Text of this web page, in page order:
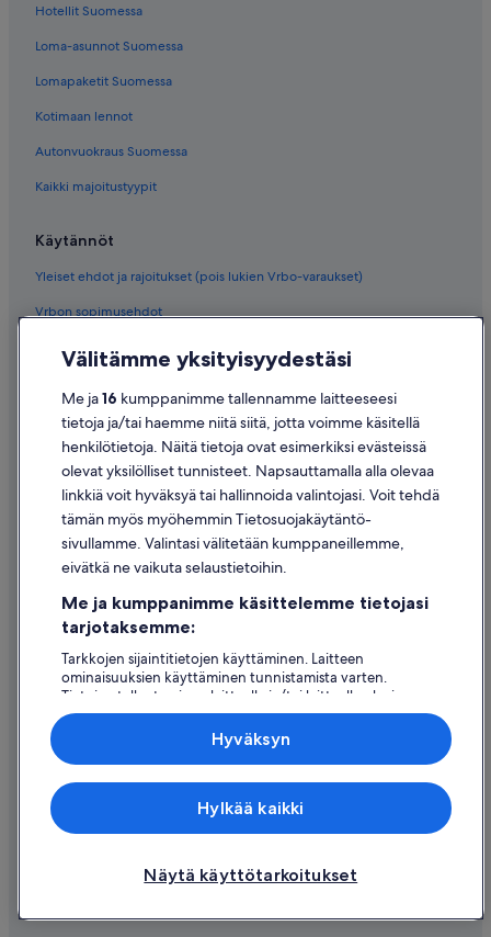
Hotellit Suomessa
Loma-asunnot Suomessa
Lomapaketit Suomessa
Kotimaan lennot
Autonvuokraus Suomessa
Kaikki majoitustyypit
Käytännöt
Yleiset ehdot ja rajoitukset (pois lukien Vrbo-varaukset)
Vrbon sopimusehdot
Evästeet
Käyttöehdot
Oikeudelliset tiedot / ota meihin yhteyttä
Sisältövaatimukset ja ilmoituksen tekeminen sisällöstä
Tuki
Ota yhteyttä
Hyvityksen hakeminen ja aikarajat
Varaa lento lentoyhtiön hyvityskupongeilla
Kansainväliset matka-asiakirjat
© 2026 Expedia, Inc., Expedia Groupin yritys. Kaikki oikeudet
pidätetään. Expedia ja Expedia-logo ovat Expedia, Inc.:n tavaramerkkejä
Välitämme yksityisyydestäsi
Me ja16 kumppanimme tallennamme laitteeseesi
tietoja ja/tai haemme niitä siitä, jotta voimme käsitellä
henkilötietoja. Näitä tietoja ovat esimerkiksi evästeissä
olevat yksilölliset tunnisteet. Napsauttamalla alla olevaa
linkkiä voit hyväksyä tai hallinnoida valintojasi. Voit tehdä
tämän myös myöhemmin Tietosuojakäytäntö-
sivullamme. Valintasi välitetään kumppaneillemme,
eivätkä ne vaikuta selaustietoihin.
Me ja kumppanimme käsittelemme tietojasi
tarjotaksemme:
Tarkkojen sijaintitietojen käyttäminen. Laitteen
ominaisuuksien käyttäminen tunnistamista varten.
Tietojen tallentaminen laitteelle ja/tai laitteella olevien
tietojen käyttö. Kohdennettu mainonta ja personoitu
sisältö, mainonnan ja sisällön mittaus, yleisötutkimus ja
Näytä käyttötarkoitukset
Hylkää kaikki
Hyväksyn